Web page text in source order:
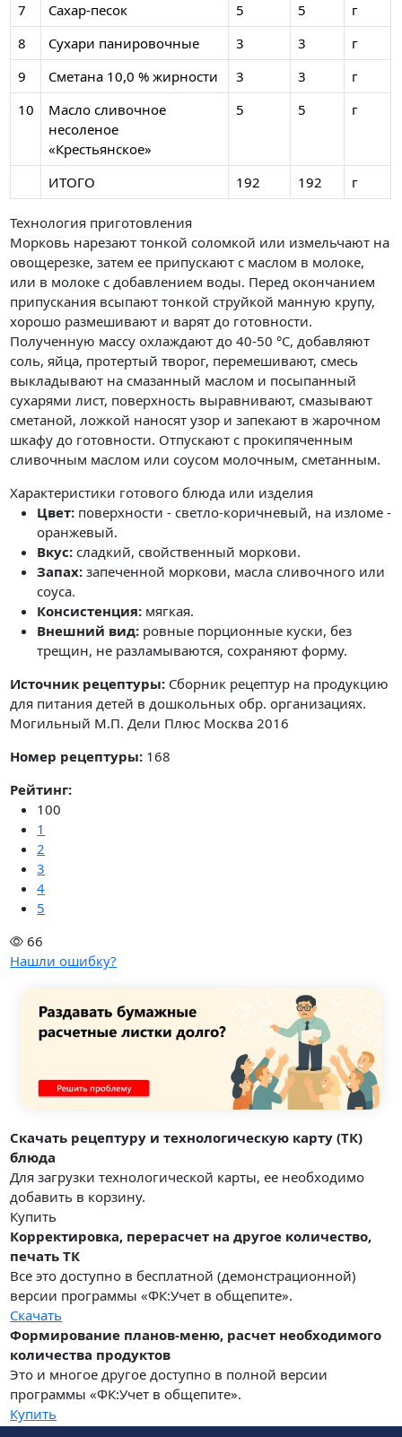
7
Сахар-песок 5 5
г
8
Сухари панировочные 3 3
г
9
Сметана 10,0 % жирности 3 3
г
10
Масло сливочное
несоленое
«Крестьянское»
5 5 г
ИТОГО 192 192 г
Технология приготовления
Морковь нарезают тонкой соломкой или измельчают на
овощерезке, затем ее припускают с маслом в молоке,
или в молоке с добавлением воды. Перед окончанием
припускания всыпают тонкой струйкой манную крупу,
хорошо размешивают и варят до готовности.
Полученную массу охлаждают до 40-50 °C, добавляют
соль, яйца, протертый творог, перемешивают, смесь
выкладывают на смазанный маслом и посыпанный
сухарями лист, поверхность выравнивают, смазывают
сметаной, ложкой наносят узор и запекают в жарочном
шкафу до готовности. Отпускают с прокипяченным
сливочным маслом или соусом молочным, сметанным.
Характеристики готового блюда или изделия
Цвет: поверхности - светло-коричневый, на изломе -
оранжевый.
Вкус: сладкий, свойственный моркови.
Запах: запеченной моркови, масла сливочного или
соуса.
Консистенция: мягкая.
Внешний вид: ровные порционные куски, без
трещин, не разламываются, сохраняют форму.
Источник рецептуры: Сборник рецептур на продукцию
для питания детей в дошкольных обр. организациях.
Могильный М.П. Дели Плюс Москва 2016
Номер рецептуры: 168
Рейтинг:
100
1
2
3
4
5
66
Нашли ошибку?
Скачать рецептуру и технологическую карту (ТК)
блюда
Для загрузки технологической карты, ее необходимо
добавить в корзину.
Купить
Корректировка, перерасчет на другое количество,
печать ТК
Все это доступно в бесплатной (демонстрационной)
версии программы «ФК:Учет в общепите».
Скачать
Формирование планов-меню, расчет необходимого
количества продуктов
Это и многое другое доступно в полной версии
программы «ФК:Учет в общепите».
Купить